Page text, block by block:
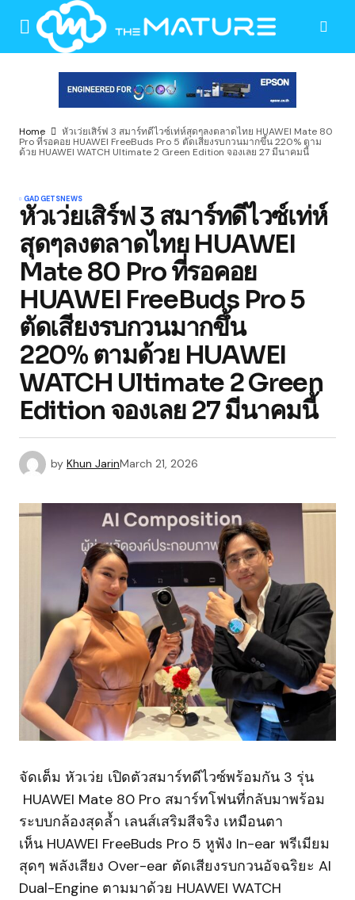
Home
หัวเว่ยเสิร์ฟ 3 สมาร์ทดีไวซ์เท่ห์สุดๆลงตลาดไทย HUAWEI Mate 80
Pro ที่รอคอย HUAWEI FreeBuds Pro 5 ตัดเสียงรบกวนมากขึ้น 220% ตาม
ด้วย HUAWEI WATCH Ultimate 2 Green Edition จองเลย 27 มีนาคมนี้
GADGETSNEWS
หัวเว่ยเสิร์ฟ 3 สมาร์ทดีไวซ์เท่ห์
สุดๆลงตลาดไทย HUAWEI
Mate 80 Pro ที่รอคอย
HUAWEI FreeBuds Pro 5
ตัดเสียงรบกวนมากขึ้น
220% ตามด้วย HUAWEI
WATCH Ultimate 2 Green
Edition จองเลย 27 มีนาคมนี้
by Khun JarinMarch 21, 2026
จัดเต็ม หัวเว่ย เปิดตัวสมาร์ทดีไวซ์พร้อมกัน 3 รุ่น
HUAWEI Mate 80 Pro สมาร์ทโฟนที่กลับมาพร้อม
ระบบกล้องสุดล้ำ เลนส์เสริมสีจริง เหมือนตา
เห็น HUAWEI FreeBuds Pro 5 หูฟัง In-ear พรีเมียม
สุดๆ พลังเสียง Over-ear ตัดเสียงรบกวนอัจฉริยะ AI
Dual-Engine ตามมาด้วย HUAWEI WATCH